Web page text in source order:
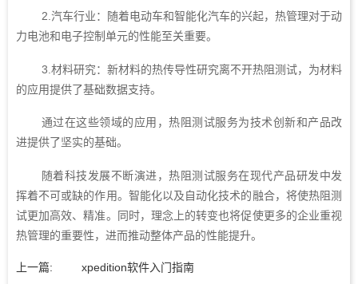
2.汽车行业：随着电动车和智能化汽车的兴起，热管理对于动
力电池和电子控制单元的性能至关重要。
3.材料研究：新材料的热传导性研究离不开热阻测试，为材料
的应用提供了基础数据支持。
通过在这些领域的应用，热阻测试服务为技术创新和产品改
进提供了坚实的基础。
随着科技发展不断演进，热阻测试服务在现代产品研发中发
挥着不可或缺的作用。智能化以及自动化技术的融合，将使热阻测
试更加高效、精准。同时，理念上的转变也将促使更多的企业重视
热管理的重要性，进而推动整体产品的性能提升。
上一篇:
xpedition软件入门指南